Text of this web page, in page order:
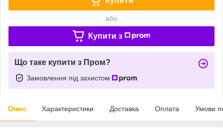
або
Купити з
Що таке купити з Пром?
Замовлення під захистом
Опис Характеристики Доставка Оплата Умови